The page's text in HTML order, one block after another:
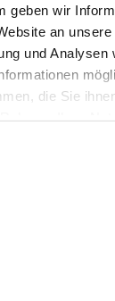
geben wir
an
und Analysen
die Sie